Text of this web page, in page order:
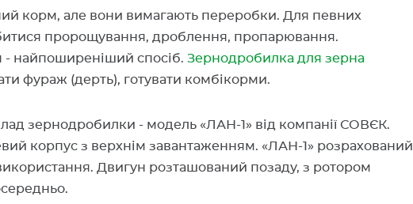
корм, але вони вимагають переробки. Для певних
пророщування, дроблення, пропарювання.
найпоширеніший спосіб. Зернодробилка для зерна
фураж (дерть), готувати комбікорми.
зернодробилки - модель «ЛАН-1» від компанії СОВЄК.
корпус з верхнім завантаженням. «ЛАН-1» розрахований
Двигун розташований позаду, з ротором